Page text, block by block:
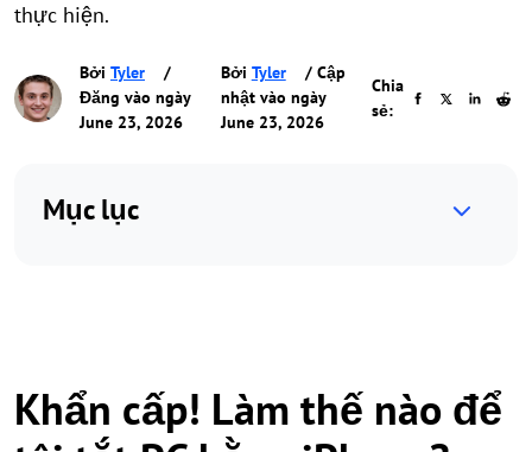
thực hiện.
Bởi Tyler
/
Đăng vào ngày
June 23, 2026
Bởi Tyler
/ Cập
nhật vào ngày
June 23, 2026
Chia
sẻ:
Mục lục
Khẩn cấp! Làm thế nào để